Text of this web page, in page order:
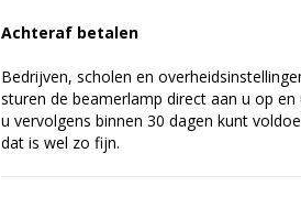
Achteraf betalen
Bedrijven, scholen en
sturen de beamerlamp direct aan u op
u vervolgens binnen 30 dagen kunt
dat is wel zo fijn.